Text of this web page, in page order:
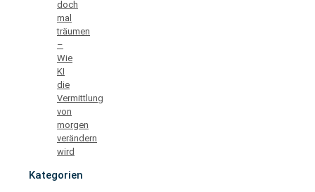
doch
mal
träumen
–
Wie
KI
die
Vermittlung
von
morgen
verändern
wird
Kategorien